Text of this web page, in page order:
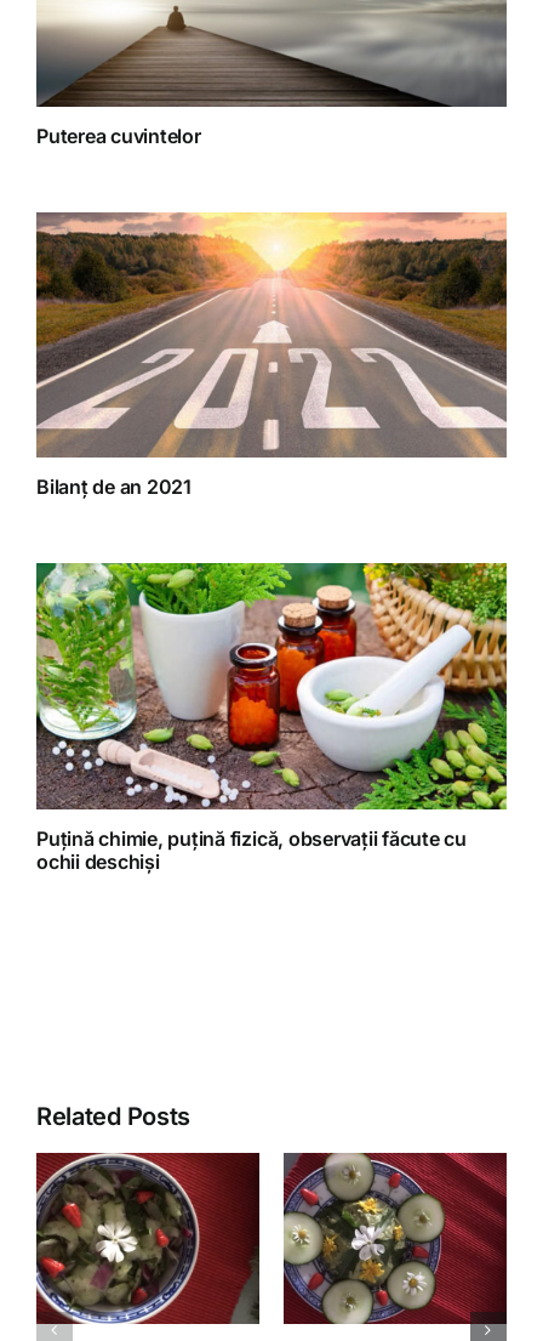
Puterea cuvintelor
Bilanț de an 2021
Puțină chimie, puțină fizică, observații făcute cu
ochii deschiși
Related Posts